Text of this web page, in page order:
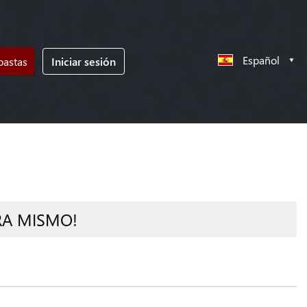
Iniciar sesión Español
MISMO!